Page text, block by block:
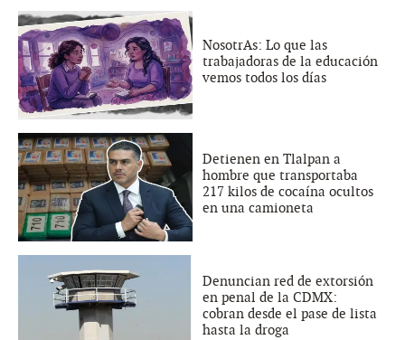
NosotrAs: Lo que las
trabajadoras de la educación
vemos todos los días
Detienen en Tlalpan a
hombre que transportaba
217 kilos de cocaína ocultos
en una camioneta
Denuncian red de extorsión
en penal de la CDMX:
cobran desde el pase de lista
hasta la droga